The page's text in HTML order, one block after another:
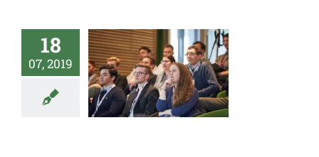
18
07, 2019